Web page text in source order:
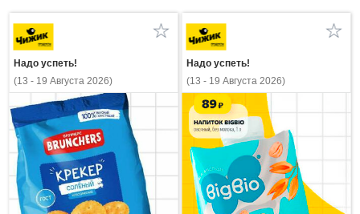
Надо успеть!
(13 - 19 Августа 2026)
Надо успеть!
(13 - 19 Августа 2026)